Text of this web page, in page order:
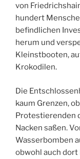
von
hundert
befindlichen
herum und
Kleinstbooten,
Krokodilen.
Die
kaum Grenzen,
Protestierenden
Nacken saßen.
Wasserbomben
obwohl auch dort